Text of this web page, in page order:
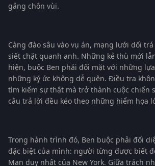
gắng chôn vùi.
Càng đào sâu vào vụ án, mạng lưới dối
siết chặt quanh anh. Những kẻ thù mới
hiện, buộc Ben phải đối mặt với những
những ký ức không dễ quên. Điều tra
tìm kiếm sự thật mà trở thành cuộc chiến
câu trả lời đều kéo theo những hiểm họa
Trong hành trình đó, Ben buộc phải đối
đặc biệt của mình: người từng được biết
Man duy nhất của New York. Giữa trách